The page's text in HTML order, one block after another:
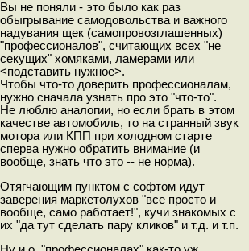
Вы не поняли - это было как раз
обыгрывание самодовольства и важного
надувания щек (самопровозглашенных)
"профессионалов", считающих всех "не
секущих" хомяками, ламерами или
<подставить нужное>.
Чтобы что-то доверить профессионалам,
нужно сначала узнать про это "что-то".
Не люблю аналогии, но если брать в этом
качестве автомобиль, то на странный звук
мотора или КПП при холодном старте
сперва нужно обратить внимание (и
вообще, знать что это -- не норма).
Отягчающим пунктом с софтом идут
заверения маркетолухов "все просто и
вообще, само работает!", кучи знакомых с
их "да тут сделать пару кликов" и т.д. и т.п.